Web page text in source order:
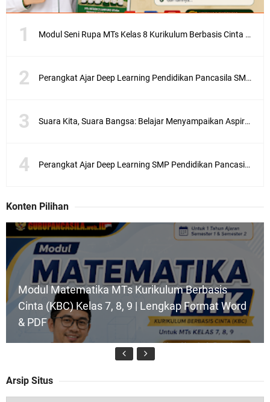
Modul Seni Rupa MTs Kelas 8 Kurikulum Berbasis Cinta (KBC) Terlengkap Semester 1 dan 2
Perangkat Ajar Deep Learning Pendidikan Pancasila SMA/MA Kelas X, XI, XII Lengkap
Suara Kita, Suara Bangsa: Belajar Menyampaikan Aspirasi dengan Bijak
Perangkat Ajar Deep Learning SMP Pendidikan Pancasila Kelas 7, 8, 9 Lengkap CP 046/H/KR/2025
Konten Pilihan
Modul Matematika MTs Kurikulum Berbasis
Cinta (KBC) Kelas 7, 8, 9 | Lengkap Format Word
& PDF
Arsip Situs